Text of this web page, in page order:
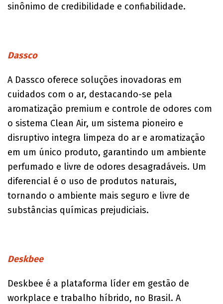
sinônimo de credibilidade e confiabilidade.
Dassco
A Dassco oferece soluções inovadoras em
cuidados com o ar, destacando-se pela
aromatização premium e controle de odores com
o sistema Clean Air, um sistema pioneiro e
disruptivo integra limpeza do ar e aromatização
em um único produto, garantindo um ambiente
perfumado e livre de odores desagradáveis. Um
diferencial é o uso de produtos naturais,
tornando o ambiente mais seguro e livre de
substâncias químicas prejudiciais.
Deskbee
Deskbee é a plataforma líder em gestão de
workplace e trabalho híbrido, no Brasil. A